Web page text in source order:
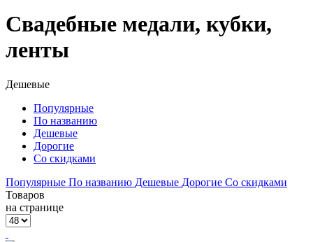
Свадебные медали, кубки,
ленты
Дешевые
Популярные
По названию
Дешевые
Дорогие
Со скидками
Популярные По названию Дешевые Дорогие Со скидками
Товаров
на странице